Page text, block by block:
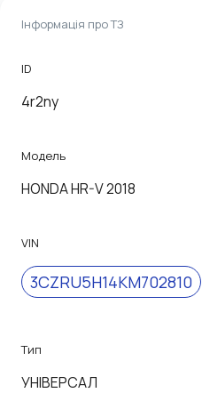
Інформація про ТЗ
ID
4r2ny
Модель
HONDA HR-V 2018
VIN
3CZRU5H14KM702810
Тип
УНІВЕРСАЛ